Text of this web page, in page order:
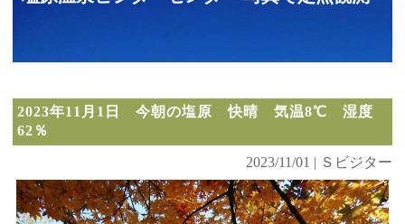
2023年11月1日 今朝の塩原 快晴 気温8℃ 湿度
62％
2023/11/01 | Ｓビジター